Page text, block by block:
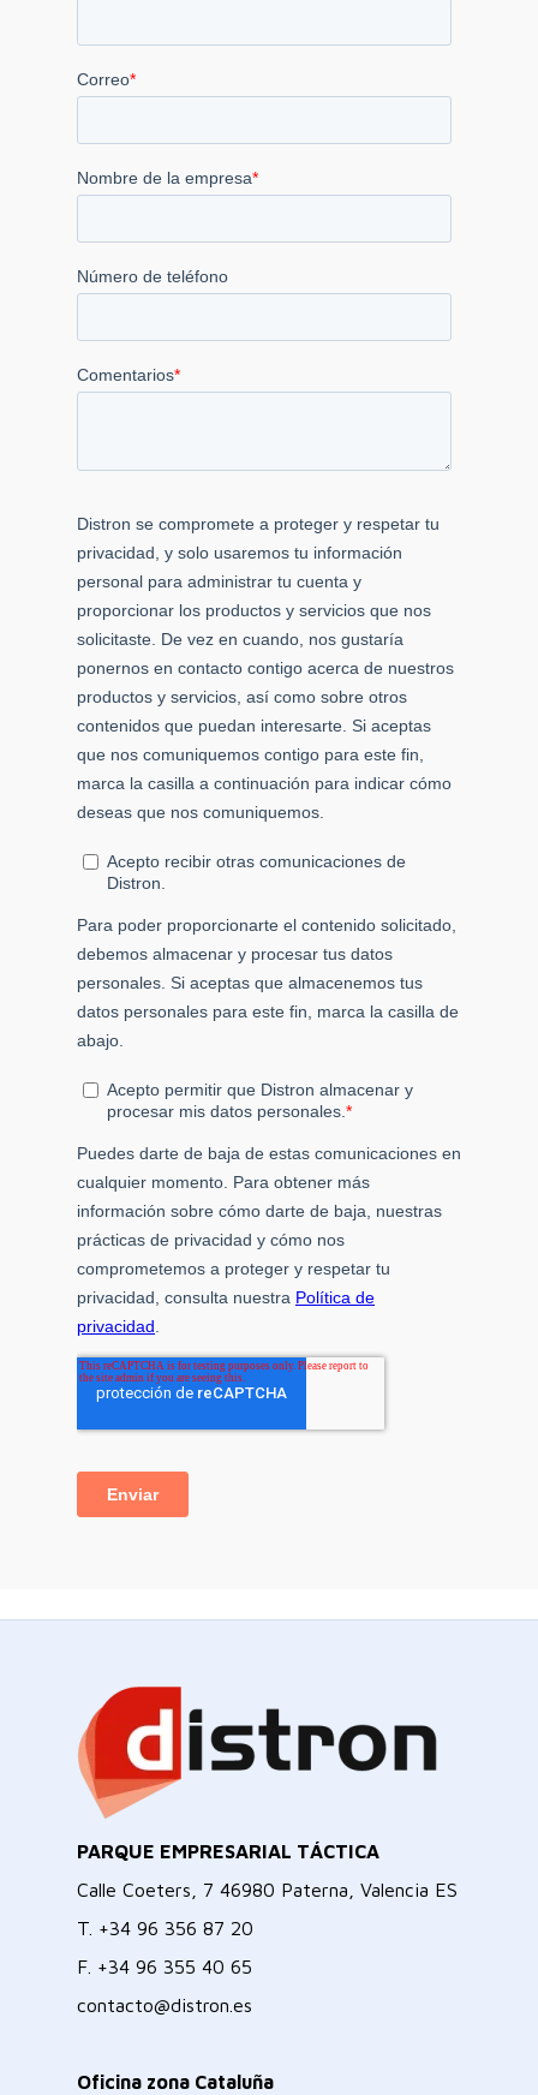
PARQUE EMPRESARIAL TÁCTICA
Calle Coeters, 7 46980 Paterna, Valencia ES
T. +34 96 356 87 20
F. +34 96 355 40 65
contacto@distron.es
Oficina zona Cataluña